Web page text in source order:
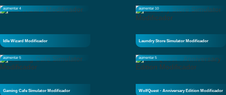
aumentar 4
Idle Wizard Modificador
aumentar 10
Laundry Store Simulator Modificador
aumentar 5
Gaming Cafe Simulator Modificador
aumentar 5
WolfQuest - Anniversary Edition Modificador